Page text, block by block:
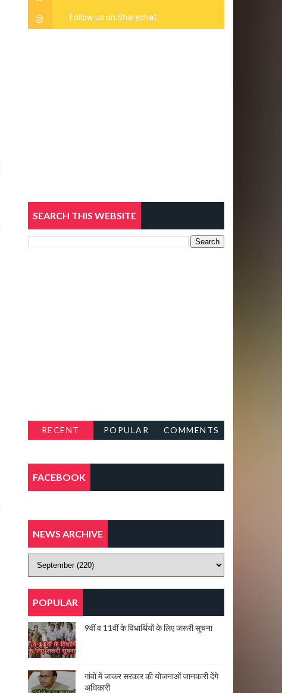
SEARCH THIS WEBSITE
RECENT POPULAR COMMENTS
FACEBOOK
NEWS ARCHIVE
POPULAR
9वीं व 11वीं के विधार्थियों के लिए जरूरी सूचना
गांवों में जाकर सरकार की योजनाओं जानकारी देंगे
अधिकारी